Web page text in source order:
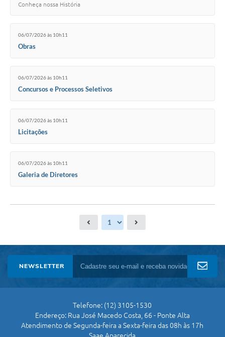
Conheça nossa História
06/07/2026 às 10h11
Obras
06/07/2026 às 10h11
Concursos e Processos Seletivos
06/07/2026 às 10h11
Licitações
06/07/2026 às 10h11
Galeria de Diretores
NEWSLETTER
Telefone: (12) 3105-1530
Endereço: Rua José Macedo Costa, 66 - Ponte Alta
Atendimento de Segunda-feira a Sexta-feira das 08h às 17h